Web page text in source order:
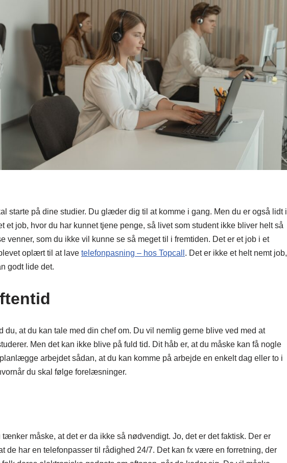
starte på dine studier. Du glæder dig til at komme i gang. Men du er også lidt i
et job, hvor du har kunnet tjene penge, så livet som student ikke bliver helt så
venner, som du ikke vil kunne se så meget til i fremtiden. Det er et job i et
oplært til at lave telefonpasning – hos Topcall . Det er ikke et helt nemt job,
godt lide det.
du, at du kan tale med din chef om. Du vil nemlig gerne blive ved med at
Men det kan ikke blive på fuld tid. Dit håb er, at du måske kan få nogle
arbejdet sådan, at du kan komme på arbejde en enkelt dag eller to i
du skal følge forelæsninger.
måske, at det er da ikke så nødvendigt. Jo, det er det faktisk. Der er
de har en telefonpasser til rådighed 24/7. Det kan fx være en forretning, der